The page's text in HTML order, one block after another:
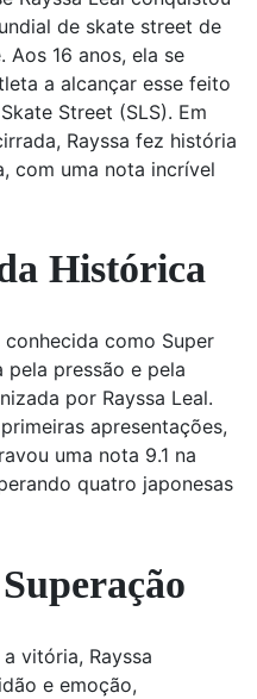
de skate street de
Aos 16 anos, ela se
a alcançar esse feito
Street (SLS). Em
Rayssa fez história
com uma nota incrível
Histórica
como Super
pressão e pela
por Rayssa Leal.
apresentações,
uma nota 9.1 na
quatro japonesas
vitória, Rayssa
e emoção,